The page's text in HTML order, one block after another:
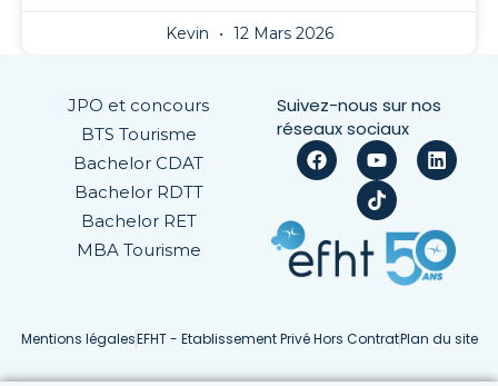
Kevin 12 Mars 2026
JPO et concours
BTS Tourisme
Bachelor CDAT
Bachelor RDTT
Bachelor RET
MBA Tourisme
Suivez-nous sur nos
réseaux sociaux
Mentions légalesEFHT - Etablissement Privé Hors ContratPlan du site